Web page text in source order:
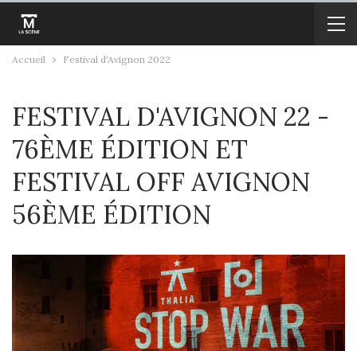
Accueil Festival d'Avignon 2022
FESTIVAL D'AVIGNON 22 -
76ÈME ÉDITION ET
FESTIVAL OFF AVIGNON
56ÈME ÉDITION